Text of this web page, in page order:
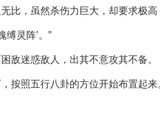
比，虽然杀伤力巨大，却要求极高
缚灵阵’。”
敌迷惑敌人，出其不意攻其不备。
按照五行八卦的方位开始布置起来